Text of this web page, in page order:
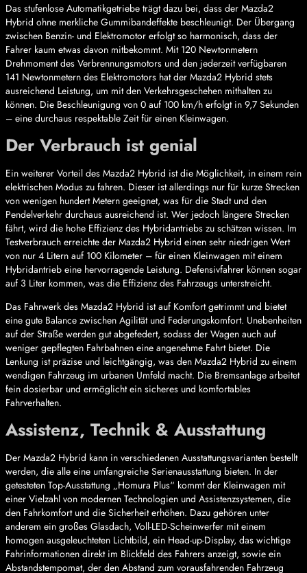
Das stufenlose Automatikgetriebe trägt dazu bei, dass der Mazda2
Hybrid ohne merkliche Gummibandeffekte beschleunigt. Der Übergang
zwischen Benzin- und Elektromotor erfolgt so harmonisch, dass der
Fahrer kaum etwas davon mitbekommt. Mit 120 Newtonmetern
Drehmoment des Verbrennungsmotors und den jederzeit verfügbaren
141 Newtonmetern des Elektromotors hat der Mazda2 Hybrid stets
ausreichend Leistung, um mit den Verkehrsgeschehen mithalten zu
können. Die Beschleunigung von 0 auf 100 km/h erfolgt in 9,7 Sekunden
– eine durchaus respektable Zeit für einen Kleinwagen.
Der Verbrauch ist genial
Ein weiterer Vorteil des Mazda2 Hybrid ist die Möglichkeit, in einem rein
elektrischen Modus zu fahren. Dieser ist allerdings nur für kurze Strecken
von wenigen hundert Metern geeignet, was für die Stadt und den
Pendelverkehr durchaus ausreichend ist. Wer jedoch längere Strecken
fährt, wird die hohe Effizienz des Hybridantriebs zu schätzen wissen. Im
Testverbrauch erreichte der Mazda2 Hybrid einen sehr niedrigen Wert
von nur 4 Litern auf 100 Kilometer – für einen Kleinwagen mit einem
Hybridantrieb eine hervorragende Leistung. Defensivfahrer können sogar
auf 3 Liter kommen, was die Effizienz des Fahrzeugs unterstreicht.
Das Fahrwerk des Mazda2 Hybrid ist auf Komfort getrimmt und bietet
eine gute Balance zwischen Agilität und Federungskomfort. Unebenheiten
auf der Straße werden gut abgefedert, sodass der Wagen auch auf
weniger gepflegten Fahrbahnen eine angenehme Fahrt bietet. Die
Lenkung ist präzise und leichtgängig, was den Mazda2 Hybrid zu einem
wendigen Fahrzeug im urbanen Umfeld macht. Die Bremsanlage arbeitet
fein dosierbar und ermöglicht ein sicheres und komfortables
Fahrverhalten.
Assistenz, Technik & Ausstattung
Der Mazda2 Hybrid kann in verschiedenen Ausstattungsvarianten bestellt
werden, die alle eine umfangreiche Serienausstattung bieten. In der
getesteten Top-Ausstattung „Homura Plus“ kommt der Kleinwagen mit
einer Vielzahl von modernen Technologien und Assistenzsystemen, die
den Fahrkomfort und die Sicherheit erhöhen. Dazu gehören unter
anderem ein großes Glasdach, Voll-LED-Scheinwerfer mit einem
homogen ausgeleuchteten Lichtbild, ein Head-up-Display, das wichtige
Fahrinformationen direkt im Blickfeld des Fahrers anzeigt, sowie ein
Abstandstempomat, der den Abstand zum vorausfahrenden Fahrzeug